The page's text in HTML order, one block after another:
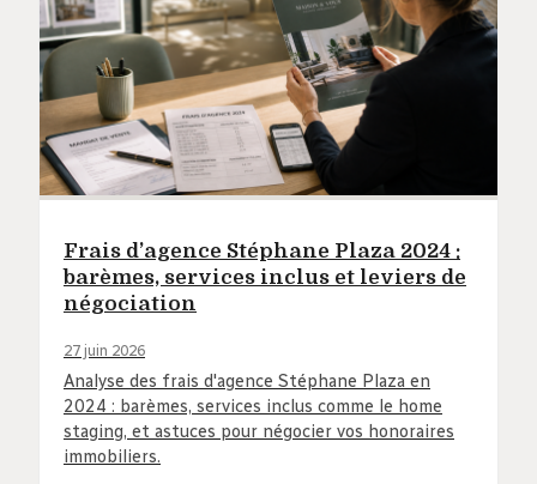
Frais d’agence Stéphane Plaza 2024 :
barèmes, services inclus et leviers de
négociation
27 juin 2026
Analyse des frais d'agence Stéphane Plaza en
2024 : barèmes, services inclus comme le home
staging, et astuces pour négocier vos honoraires
immobiliers.